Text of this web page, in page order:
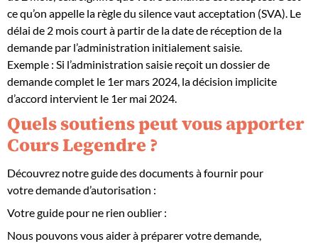
ce qu’on appelle la règle du silence vaut acceptation (SVA). Le
délai de 2 mois court à partir de la date de réception de la
demande par l’administration initialement saisie.
Exemple : Si l’administration saisie reçoit un dossier de
demande complet le 1er mars 2024, la décision implicite
d’accord intervient le 1er mai 2024.
Quels soutiens peut vous apporter
Cours Legendre ?
Découvrez notre guide des documents à fournir pour
votre demande d’autorisation :
Votre guide pour ne rien oublier :
Nous pouvons vous aider à préparer votre demande,